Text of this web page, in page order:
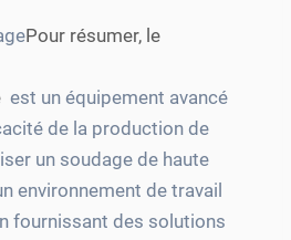
Pour résumer, le
est un équipement avancé
de la production de
un soudage de haute
environnement de travail
fournissant des solutions